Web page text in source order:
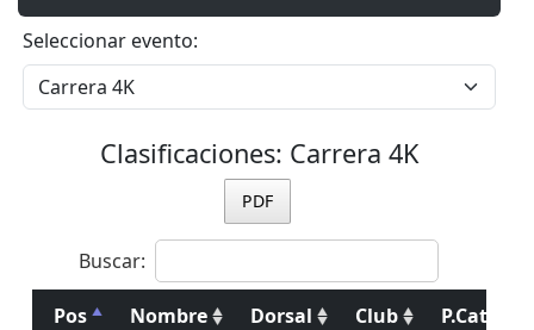
Seleccionar evento:
Clasificaciones: Carrera 4K
PDF
Buscar:
Pos Nombre Dorsal Club P.Cat